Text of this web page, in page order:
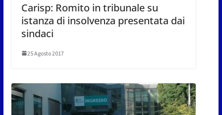
Carisp: Romito in tribunale su
istanza di insolvenza presentata dai
sindaci
25 Agosto 2017